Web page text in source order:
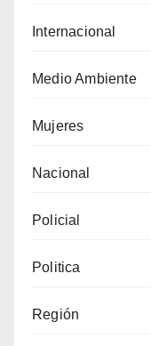
Internacional
Medio Ambiente
Mujeres
Nacional
Policial
Politica
Región